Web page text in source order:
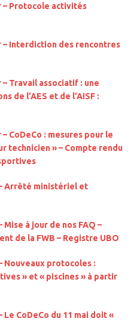
– Protocole activités
– Interdiction des rencontres
– Travail associatif : une
de l’AES et de l’AISF :
CoDeCo : mesures pour le
technicien » – Compte rendu
Arrêté ministériel et
Mise à jour de nos FAQ –
de la FWB – Registre UBO
Nouveaux protocoles :
» et « piscines » à partir
Le CoDeCo du 11 mai doit «